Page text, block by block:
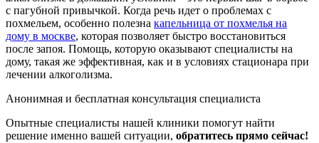
с пагубной привычкой. Когда речь идет о проблемах с
похмельем, особенно полезна капельница от похмелья на
дому в москве, которая позволяет быстро восстановиться
после запоя. Помощь, которую оказывают специалисты на
дому, такая же эффективная, как и в условиях стационара при
лечении алкоголизма.
Анонимная и бесплатная консультация специалиста
Опытные специалисты нашей клиники помогут найти
решение именно вашей ситуации, обратитесь прямо сейчас!